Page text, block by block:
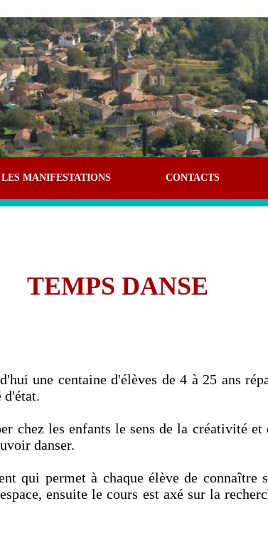
une centaine d'élèves de 4 à 25 ans
chez les enfants le sens de la créativité et
danser.
qui permet à chaque élève de connaître
ensuite le cours est axé sur la
TEMPS DANSE
CONTACTS
LES MANIFESTATIONS